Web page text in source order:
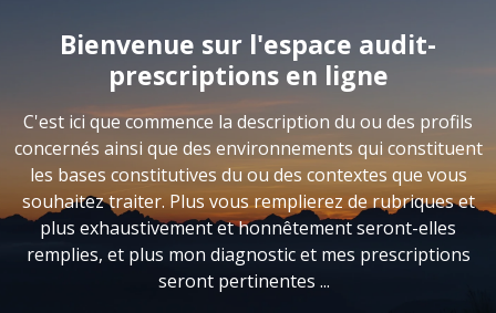
Bienvenue sur l'espace audit-
prescriptions en ligne
C'est ici que commence la description du ou des profils
concernés ainsi que des environnements qui constituent
les bases constitutives du ou des contextes que vous
souhaitez traiter. Plus vous remplierez de rubriques et
plus exhaustivement et honnêtement seront-elles
remplies, et plus mon diagnostic et mes prescriptions
seront pertinentes ...